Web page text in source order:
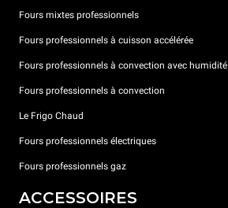
Fours mixtes professionnels
Fours professionnels à cuisson accélérée
Fours professionnels à convection avec humidité
Fours professionnels à convection
Le Frigo Chaud
Fours professionnels électriques
Fours professionnels gaz
ACCESSOIRES